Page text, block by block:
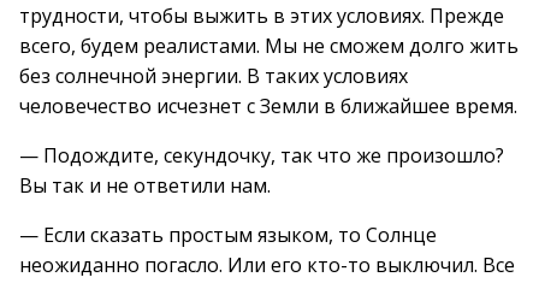
трудности, чтобы выжить в этих условиях. Прежде
всего, будем реалистами. Мы не сможем долго жить
без солнечной энергии. В таких условиях
человечество исчезнет с Земли в ближайшее время.
— Подождите, секундочку, так что же произошло?
Вы так и не ответили нам.
— Если сказать простым языком, то Солнце
неожиданно погасло. Или его кто-то выключил. Все